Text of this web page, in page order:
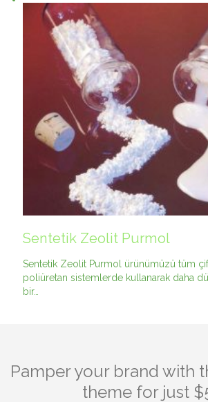
Sentetik Zeolit Purmol
Sentetik Zeolit Purmol ürünümüzü tüm
poliüretan sistemlerde kullanarak daha
bir…
Pamper your brand with
theme for just